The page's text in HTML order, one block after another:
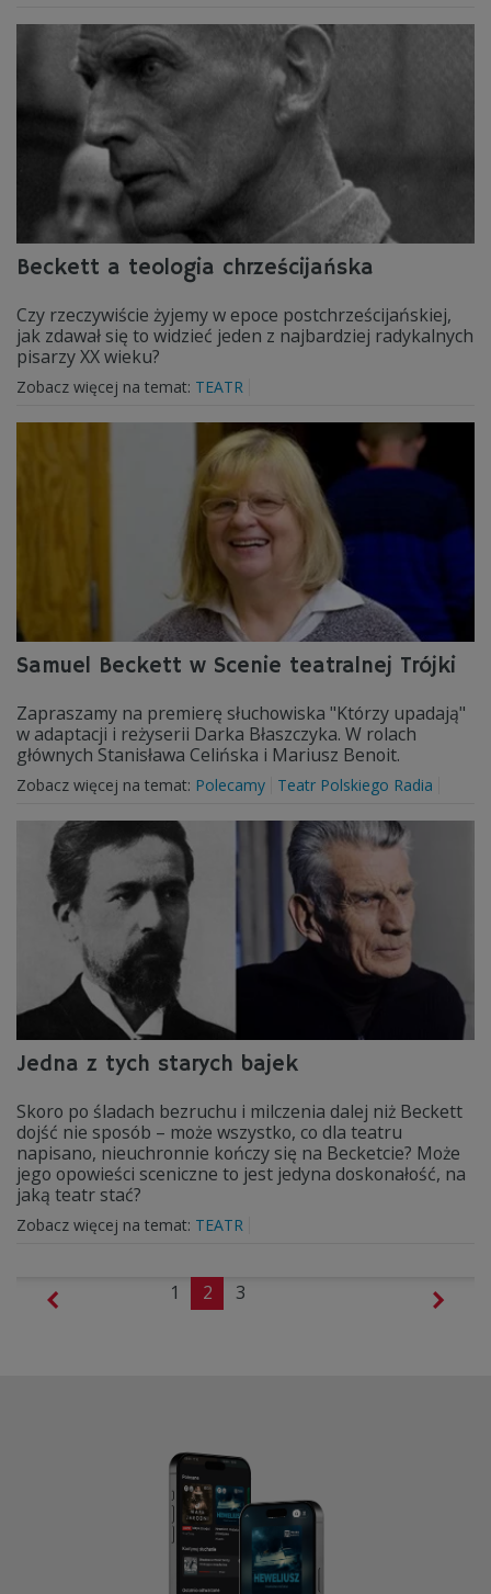
Beckett a teologia chrześcijańska
Czy rzeczywiście żyjemy w epoce postchrześcijańskiej,
jak zdawał się to widzieć jeden z najbardziej radykalnych
pisarzy XX wieku?
Zobacz więcej na temat: TEATR
Samuel Beckett w Scenie teatralnej Trójki
Zapraszamy na premierę słuchowiska "Którzy upadają"
w adaptacji i reżyserii Darka Błaszczyka. W rolach
głównych Stanisława Celińska i Mariusz Benoit.
Zobacz więcej na temat: Polecamy Teatr Polskiego Radia
Jedna z tych starych bajek
Skoro po śladach bezruchu i milczenia dalej niż Beckett
dojść nie sposób – może wszystko, co dla teatru
napisano, nieuchronnie kończy się na Becketcie? Może
jego opowieści sceniczne to jest jedyna doskonałość, na
jaką teatr stać?
Zobacz więcej na temat: TEATR
1 2 3